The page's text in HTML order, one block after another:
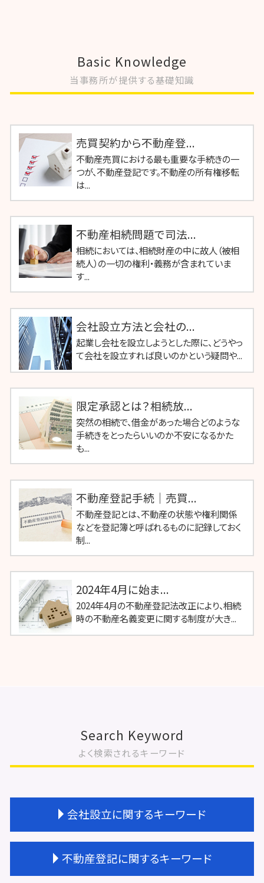
Basic Knowledge
当事務所が提供する基礎知識
売買契約から不動産登...
不動産売買における最も重要な手続きの一
つが、不動産登記です。不動産の所有権移転
は...
不動産相続問題で司法...
相続においては、相続財産の中に故人（被相
続人）の一切の権利・義務が含まれていま
す...
会社設立方法と会社の...
起業し会社を設立しようとした際に、どうやっ
て会社を設立すれば良いのかという疑問や...
限定承認とは？相続放...
突然の相続で、借金があった場合どのような
手続きをとったらいいのか不安になるかた
も...
不動産登記手続｜売買...
不動産登記とは、不動産の状態や権利関係
などを登記簿と呼ばれるものに記録しておく
制...
2024年4月に始ま...
2024年4月の不動産登記法改正により、相続
時の不動産名義変更に関する制度が大き...
Search Keyword
よく検索されるキーワード
会社設立に関するキーワード
会社設立 届出
会社設立 登記費用
不動産登記に関するキーワード